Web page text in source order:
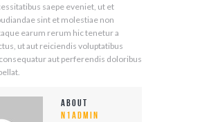
saepe eveniet, ut et
sint et molestiae non
earum rerum hic tenetur a
ut aut reiciendis voluptatibus
aut perferendis doloribus
About
n1admin